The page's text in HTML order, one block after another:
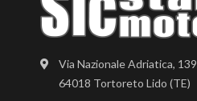
Via Nazionale Adriatica, 139
64018 Tortoreto Lido (TE)